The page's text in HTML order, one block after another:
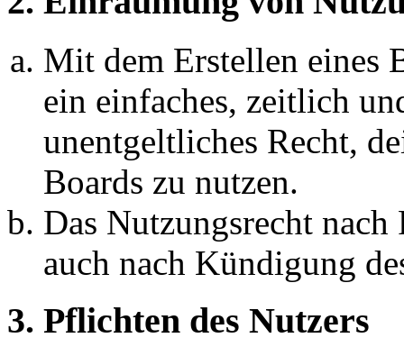
Mit dem Erstellen eines
ein einfaches, zeitlich
unentgeltliches Recht,
Boards zu nutzen.
Das Nutzungsrecht
auch nach Kündigung
3. Pflichten des Nutzers